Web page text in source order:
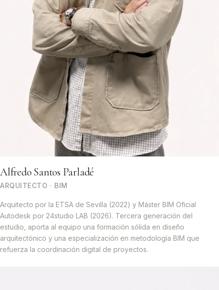
Alfredo Santos Parladé
ARQUITECTO · BIM
Arquitecto por la ETSA de Sevilla (2022) y Máster BIM Oficial
Autodesk por 24studio LAB (2026). Tercera generación del
estudio, aporta al equipo una formación sólida en diseño
arquitectónico y una especialización en metodología BIM que
refuerza la coordinación digital de proyectos.